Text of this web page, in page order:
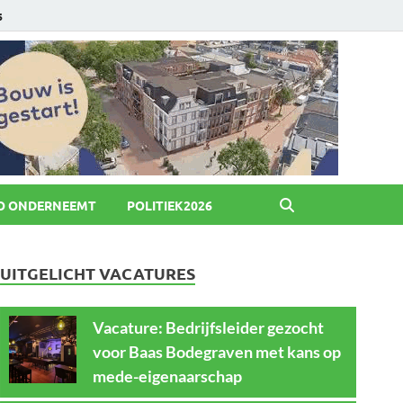
ONDERNEEMT POLITIEK2026
UITGELICHT VACATURES
Vacature: Bedrijfsleider gezocht
voor Baas Bodegraven met kans op
mede-eigenaarschap